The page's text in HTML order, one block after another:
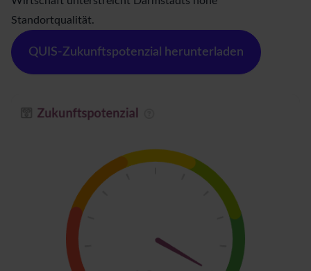
Standortqualität.
QUIS-Zukunftspotenzial herunterladen